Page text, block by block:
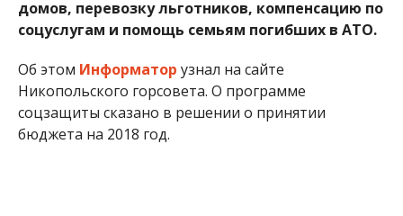
домов, перевозку льготников, компенсацию по
соцуслугам и помощь семьям погибших в АТО.
Об этом Информатор узнал на сайте
Никопольского горсовета. О программе
соцзащиты сказано в решении о принятии
бюджета на 2018 год.